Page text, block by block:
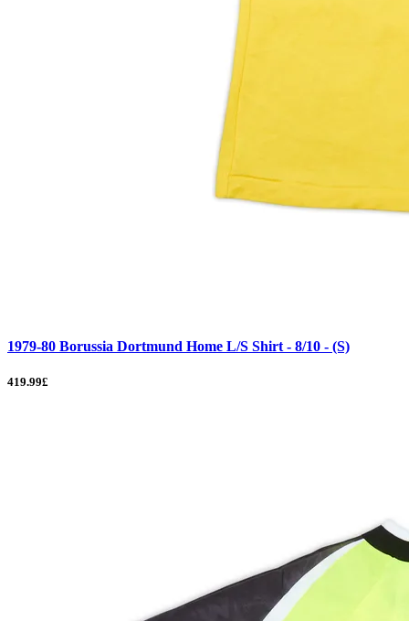
1979-80 Borussia Dortmund Home L/S Shirt - 8/10 - (S)
419.99£